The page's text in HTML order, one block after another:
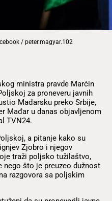
/ peter.magyar.102
ministra pravde Marćin
za proneveru javnih
Mađarsku preko Srbije,
Mađar u danas objavljenom
TVN24.
a pitanje kako su
Zjobro i njegov
traži poljsko tužilaštvo,
nego što je preuzeo dužnost
razgovora sa poljskim